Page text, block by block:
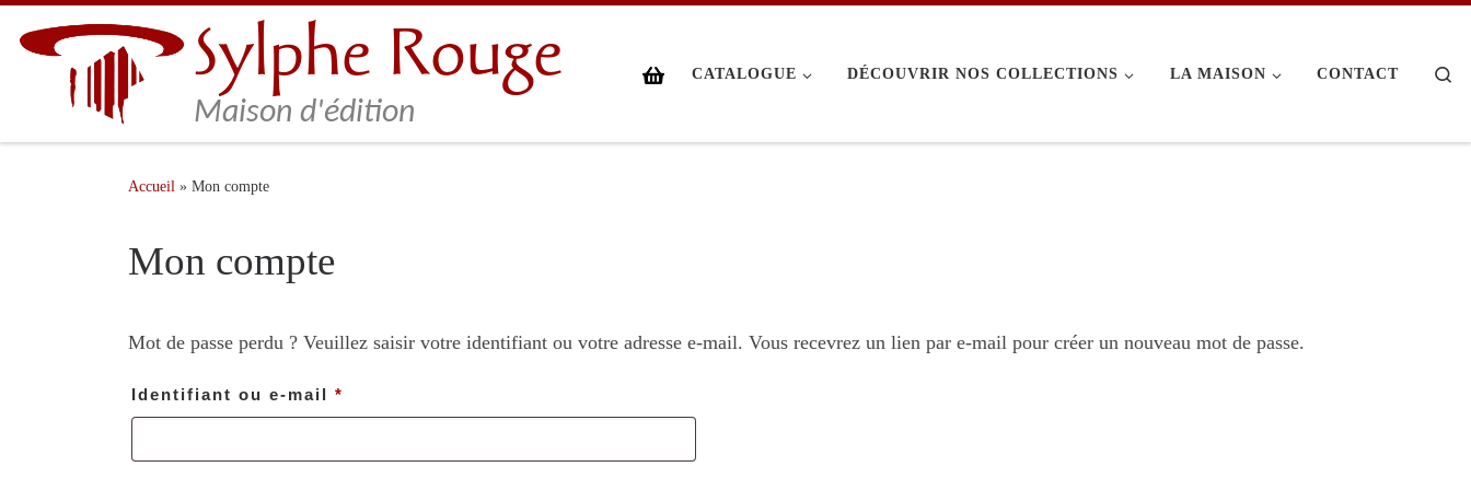
Skip to content Sylphe Rouge
Maison d'édition
CATALOGUE DÉCOUVRIR NOS COLLECTIONS LA MAISON CONTACT
Accueil » Mon compte
Mon compte
Mot de passe perdu ? Veuillez saisir votre identifiant ou votre adresse e-mail. Vous recevrez un lien par e-mail pour créer un nouveau mot de passe.
Identifiant ou e-mail *